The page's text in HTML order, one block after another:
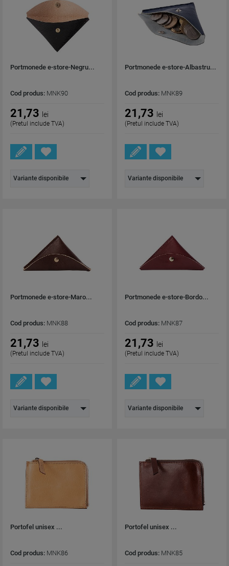
Portmonede e-store-Negru...
Cod produs: MNK90
21,73 lei
(Pretul include TVA)
Variante disponibile
Portmonede e-store-Albastru...
Cod produs: MNK89
21,73 lei
(Pretul include TVA)
Variante disponibile
Portmonede e-store-Maro...
Cod produs: MNK88
21,73 lei
(Pretul include TVA)
Variante disponibile
Portmonede e-store-Bordo...
Cod produs: MNK87
21,73 lei
(Pretul include TVA)
Variante disponibile
Portofel unisex ...
Cod produs: MNK86
Portofel unisex ...
Cod produs: MNK85